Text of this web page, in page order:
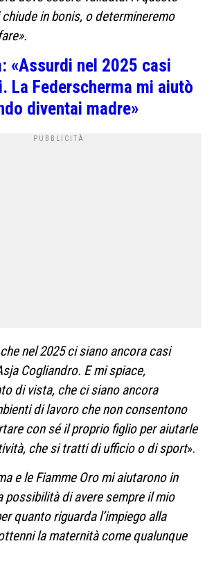
in bonis, o determineremo
«Assurdi nel 2025 casi
La Federscherma mi aiutò
diventai madre»
nel 2025 ci siano ancora casi
Cogliandro. E mi spiace,
di vista, che ci siano ancora
di lavoro che non consentono
con sé il proprio figlio per aiutarle
che si tratti di ufficio o di sport».
e le Fiamme Oro mi aiutarono in
possibilità di avere sempre il mio
quanto riguarda l’impiego alla
la maternità come qualunque